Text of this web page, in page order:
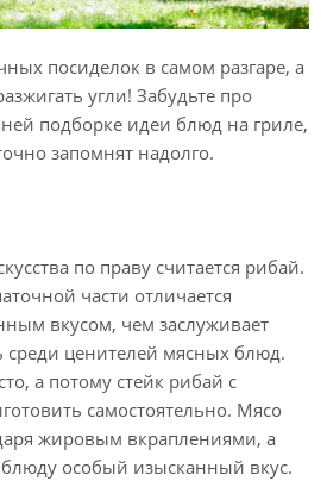
посиделок в самом разгаре, а
угли! Забудьте про
подборке идеи блюд на гриле,
запомнят надолго.
по праву считается рибай.
части отличается
вкусом, чем заслуживает
среди ценителей мясных блюд.
а потому стейк рибай с
самостоятельно. Мясо
жировым вкраплениями, а
блюду особый изысканный вкус.